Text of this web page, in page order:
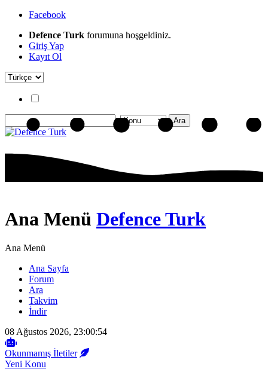
Facebook
Defence Turk forumuna hoşgeldiniz.
Giriş Yap
Kayıt Ol
Ana Menü Defence Turk
Ana Menü
Ana Sayfa
Forum
Ara
Takvim
İndir
08 Ağustos 2026, 23:00:54
Okunmamış İletiler
Yeni Konu